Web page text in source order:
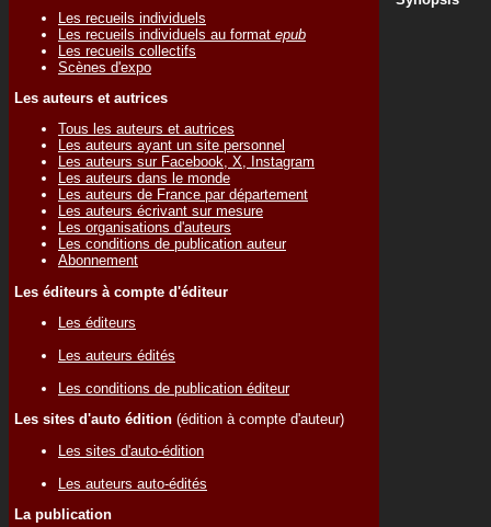
Les recueils individuels
Les recueils individuels au format epub
Les recueils collectifs
Scènes d'expo
Les auteurs et autrices
Tous les auteurs et autrices
Les auteurs ayant un site personnel
Les auteurs sur Facebook, X, Instagram
Les auteurs dans le monde
Les auteurs de France par département
Les auteurs écrivant sur mesure
Les organisations d'auteurs
Les conditions de publication auteur
Abonnement
Les éditeurs à compte d'éditeur
Les éditeurs
Les auteurs édités
Les conditions de publication éditeur
Les sites d'auto édition (édition à compte d'auteur)
Les sites d'auto-édition
Les auteurs auto-édités
La publication